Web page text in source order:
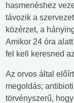
hasmenéshez
távozik a
közérzet, a
Amikor 24 óra
fel kell keresned
Az orvos által
megoldás;
törvényszerű,